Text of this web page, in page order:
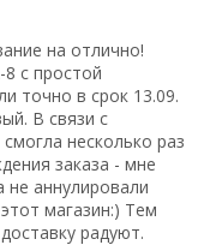
на отлично!
с простой
точно в срок 13.09.
В связи с
несколько раз
заказа - мне
аннулировали
магазин:) Тем
радуют.